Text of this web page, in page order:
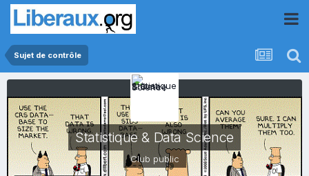
Sujet de contrôle
Statistique & Data Science
Club public